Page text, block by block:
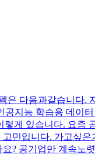
다음과같습니다.
지능 학습용 데이
렇게 있습니다. 요
민입니다. 가고싶
? 공기업만 계속